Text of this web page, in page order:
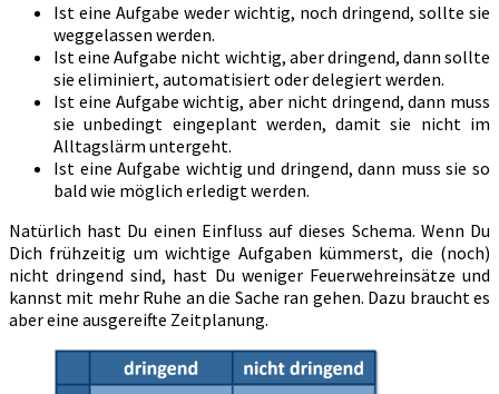
Ist eine Aufgabe weder wichtig, noch dringend, sollte sie
weggelassen werden.
Ist eine Aufgabe nicht wichtig, aber dringend, dann sollte
sie eliminiert, automatisiert oder delegiert werden.
Ist eine Aufgabe wichtig, aber nicht dringend, dann muss
sie unbedingt eingeplant werden, damit sie nicht im
Alltagslärm untergeht.
Ist eine Aufgabe wichtig und dringend, dann muss sie so
bald wie möglich erledigt werden.
Natürlich hast Du einen Einfluss auf dieses Schema. Wenn Du
Dich frühzeitig um wichtige Aufgaben kümmerst, die (noch)
nicht dringend sind, hast Du weniger Feuerwehreinsätze und
kannst mit mehr Ruhe an die Sache ran gehen. Dazu braucht es
aber eine ausgereifte Zeitplanung.